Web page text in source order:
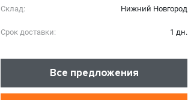
Склад: Нижний Новгород
Срок доставки: 1 дн.
Все предложения